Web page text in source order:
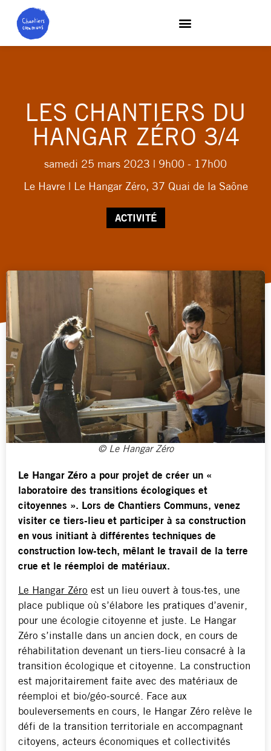
LES CHANTIERS DU
HANGAR ZÉRO 3/4
samedi 25 mars 2023 | 9h00 - 17h00
Le Havre | Le Hangar Zéro, 37 Quai de la Saône
ACTIVITÉ
© Le Hangar Zéro
Le Hangar Zéro a pour projet de créer un «
laboratoire des transitions écologiques et
citoyennes ». Lors de Chantiers Communs, venez
visiter ce tiers-lieu et participer à sa construction
en vous initiant à différentes techniques de
construction low-tech, mêlant le travail de la terre
crue et le réemploi de matériaux.
Le Hangar Zéro est un lieu ouvert à tous·tes, une
place publique où s’élabore les pratiques d’avenir,
pour une écologie citoyenne et juste. Le Hangar
Zéro s’installe dans un ancien dock, en cours de
réhabilitation devenant un tiers-lieu consacré à la
transition écologique et citoyenne. La construction
est majoritairement faite avec des matériaux de
réemploi et bio/géo-sourcé. Face aux
bouleversements en cours, le Hangar Zéro relève le
défi de la transition territoriale en accompagnant
citoyens, acteurs économiques et collectivités